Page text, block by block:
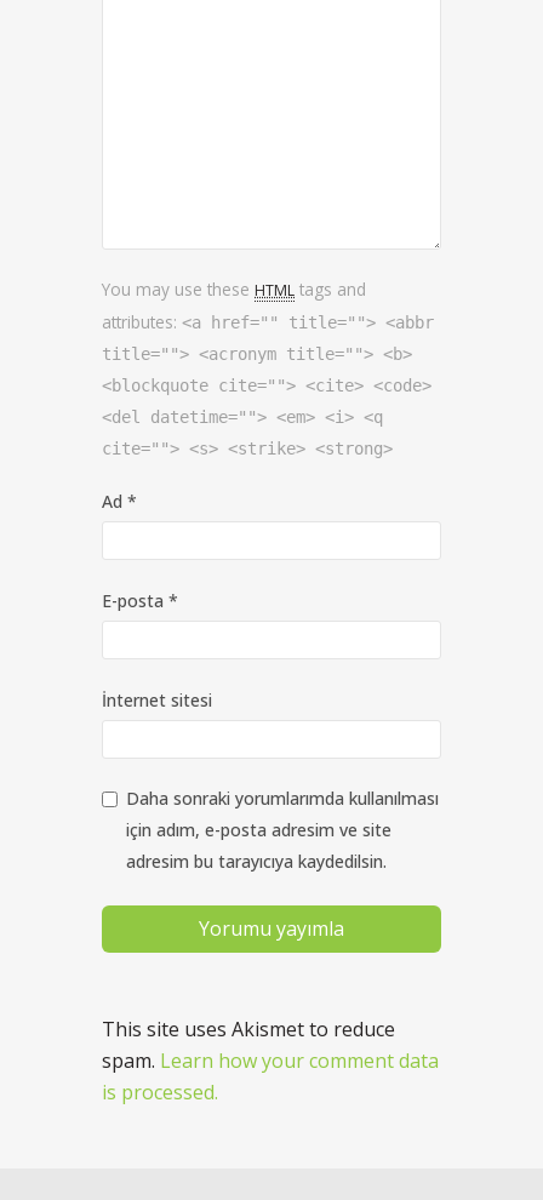
You may use these HTML tags and
attributes: <a href="" title=""> <abbr
title=""> <acronym title=""> <b>
<blockquote cite=""> <cite> <code>
<del datetime=""> <em> <i> <q
cite=""> <s> <strike> <strong>
Ad *
E-posta *
İnternet sitesi
Daha sonraki yorumlarımda kullanılması
için adım, e-posta adresim ve site
adresim bu tarayıcıya kaydedilsin.
This site uses Akismet to reduce
spam. Learn how your comment data
is processed.